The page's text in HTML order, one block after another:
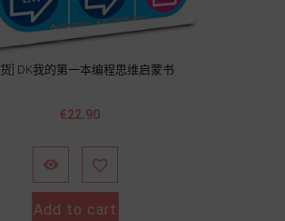
货] DK我的第一本编程思维启蒙书
Price
€22.90
 
Add to cart